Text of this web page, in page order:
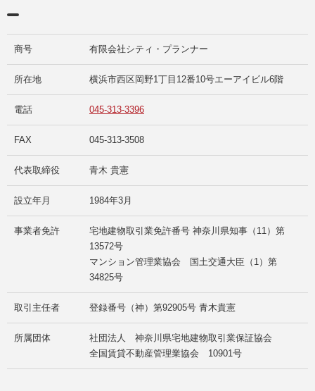
商号 有限会社シティ・プランナー
所在地 横浜市西区岡野1丁目12番10号エーアイビル6階
電話 045-313-3396
FAX 045-313-3508
代表取締役 青木 貴憲
設立年月 1984年3月
事業者免許
宅地建物取引業免許番号 神奈川県知事（11）第
13572号
マンション管理業協会 国土交通大臣（1）第
34825号
取引主任者 登録番号（神）第92905号 青木貴憲
所属団体
社団法人 神奈川県宅地建物取引業保証協会
全国賃貸不動産管理業協会 10901号